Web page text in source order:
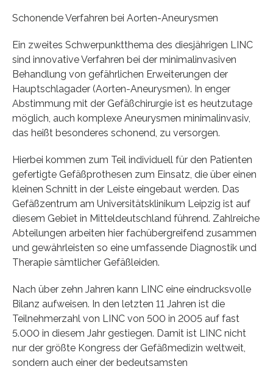
Schonende Verfahren bei Aorten-Aneurysmen
Ein zweites Schwerpunktthema des diesjährigen LINC
sind innovative Verfahren bei der minimalinvasiven
Behandlung von gefährlichen Erweiterungen der
Hauptschlagader (Aorten-Aneurysmen). In enger
Abstimmung mit der Gefäßchirurgie ist es heutzutage
möglich, auch komplexe Aneurysmen minimalinvasiv,
das heißt besonderes schonend, zu versorgen.
Hierbei kommen zum Teil individuell für den Patienten
gefertigte Gefäßprothesen zum Einsatz, die über einen
kleinen Schnitt in der Leiste eingebaut werden. Das
Gefäßzentrum am Universitätsklinikum Leipzig ist auf
diesem Gebiet in Mitteldeutschland führend. Zahlreiche
Abteilungen arbeiten hier fachübergreifend zusammen
und gewährleisten so eine umfassende Diagnostik und
Therapie sämtlicher Gefäßleiden.
Nach über zehn Jahren kann LINC eine eindrucksvolle
Bilanz aufweisen. In den letzten 11 Jahren ist die
Teilnehmerzahl von LINC von 500 in 2005 auf fast
5.000 in diesem Jahr gestiegen. Damit ist LINC nicht
nur der größte Kongress der Gefäßmedizin weltweit,
sondern auch einer der bedeutsamsten